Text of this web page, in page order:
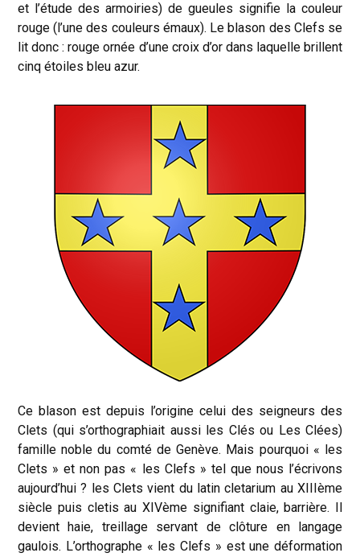
et l’étude des armoiries) de gueules signifie la couleur
rouge (l’une des couleurs émaux). Le blason des Clefs se
lit donc : rouge ornée d’une croix d’or dans laquelle brillent
cinq étoiles bleu azur.
Ce blason est depuis l’origine celui des seigneurs des
Clets (qui s’orthographiait aussi les Clés ou Les Clées)
famille noble du comté de Genève. Mais pourquoi « les
Clets » et non pas « les Clefs » tel que nous l’écrivons
aujourd’hui ? les Clets vient du latin cletarium au XIIIème
siècle puis cletis au XIVème signifiant claie, barrière. Il
devient haie, treillage servant de clôture en langage
gaulois. L’orthographe « les Clefs » est une déformation